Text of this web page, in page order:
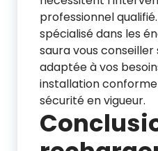
professionnel
spécialisé dans les
saura vous conseiller
adaptée à vos
installation
sécurité en vigueur.